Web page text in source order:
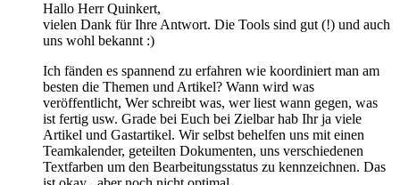
Hallo Herr Quinkert,
vielen Dank für Ihre Antwort. Die Tools sind gut (!) und auch
uns wohl bekannt :)
Ich fänden es spannend zu erfahren wie koordiniert man am
besten die Themen und Artikel? Wann wird was
veröffentlicht, Wer schreibt was, wer liest wann gegen, was
ist fertig usw. Grade bei Euch bei Zielbar hab Ihr ja viele
Artikel und Gastartikel. Wir selbst behelfen uns mit einen
Teamkalender, geteilten Dokumenten, uns verschiedenen
Textfarben um den Bearbeitungsstatus zu kennzeichnen. Das